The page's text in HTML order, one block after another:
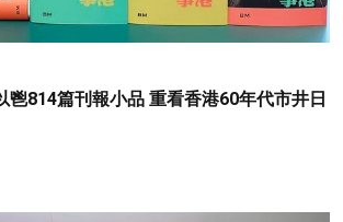
鬯814篇刊報小品 重看香港60年代市井日